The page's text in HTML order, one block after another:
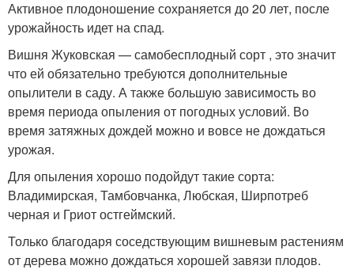
Активное плодоношение сохраняется до 20 лет, после
урожайность идет на спад.
Вишня Жуковская — самобесплодный сорт , это значит
что ей обязательно требуются дополнительные
опылители в саду. А также большую зависимость во
время периода опыления от погодных условий. Во
время затяжных дождей можно и вовсе не дождаться
урожая.
Для опыления хорошо подойдут такие сорта:
Владимирская, Тамбовчанка, Любская, Ширпотреб
черная и Гриот остгеймский.
Только благодаря соседствующим вишневым растениям
от дерева можно дождаться хорошей завязи плодов.